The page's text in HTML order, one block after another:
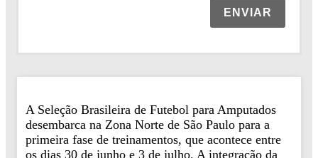
ENVIAR
A Seleção Brasileira de Futebol para Amputados
desembarca na Zona Norte de São Paulo para a
primeira fase de treinamentos, que acontece entre
os dias 30 de junho e 3 de julho. A integração da